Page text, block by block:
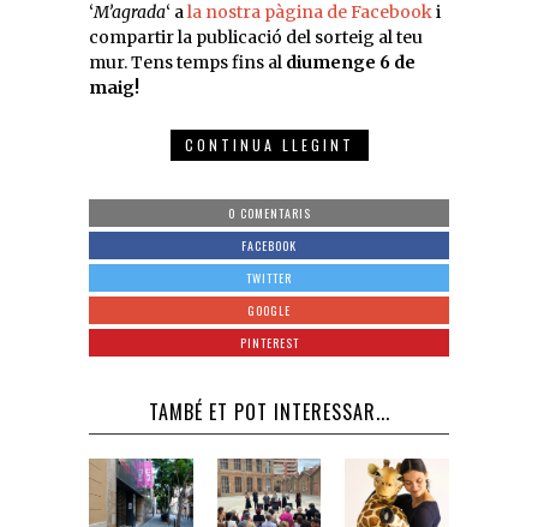
‘M’agrada‘ ala nostra pàgina de Facebooki
compartir la publicació del sorteig al teu
mur. Tens temps fins al diumenge 6 de
maig!
CONTINUA LLEGINT
0 COMENTARIS
FACEBOOK
TWITTER
GOOGLE
PINTEREST
TAMBÉ ET POT INTERESSAR...